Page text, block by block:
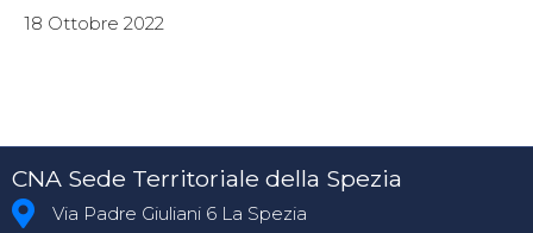
18 Ottobre 2022
CNA Sede Territoriale della Spezia
Via Padre Giuliani 6 La Spezia